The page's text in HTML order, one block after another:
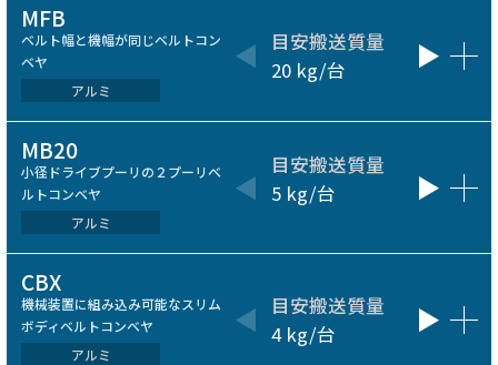
MFB
ベルト幅と機幅が同じベルトコン
ベヤ
アルミ
目安搬送質量
20 kg/台
ベルト
75～
MB20
小径ドライブプーリの２プーリベ
ルトコンベヤ
アルミ
目安搬送質量
5 kg/台
100～
CBX
機械装置に組み込み可能なスリム
ボディベルトコンベヤ
アルミ
目安搬送質量
4 kg/台
ベルト
30～